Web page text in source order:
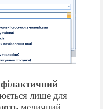
лише для